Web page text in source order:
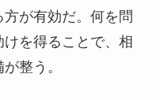
が有効だ。何を問
を得ることで、相
整う。